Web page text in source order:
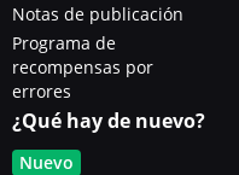
Notas de publicación
Programa de
recompensas por
errores
¿Qué hay de nuevo?
Nuevo